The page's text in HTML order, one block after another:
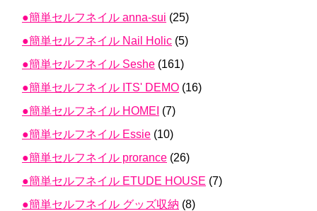
●簡単セルフネイル anna-sui (25)
●簡単セルフネイル Nail Holic (5)
●簡単セルフネイル Seshe (161)
●簡単セルフネイル ITS' DEMO (16)
●簡単セルフネイル HOMEI (7)
●簡単セルフネイル Essie (10)
●簡単セルフネイル prorance (26)
●簡単セルフネイル ETUDE HOUSE (7)
●簡単セルフネイル グッズ収納 (8)